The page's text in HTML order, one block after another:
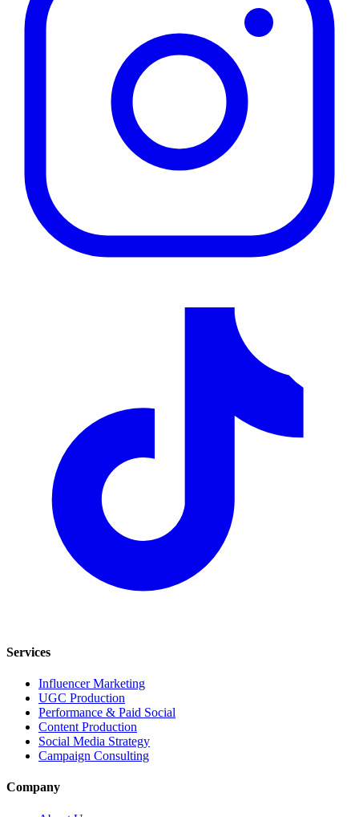
Services
Influencer Marketing
UGC Production
Performance & Paid Social
Content Production
Social Media Strategy
Campaign Consulting
Company